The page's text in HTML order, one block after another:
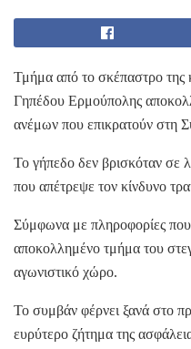
Τμήμα από το σκέπαστρο της
Γηπέδου Ερμούπολης
ανέμων που επικρατούν στη
Το γήπεδο δεν βρισκόταν σε
που απέτρεψε τον κίνδυνο
Σύμφωνα με πληροφορίες
αποκολλημένο τμήμα του
αγωνιστικό χώρο.
Το συμβάν φέρνει ξανά στο
ευρύτερο ζήτημα της